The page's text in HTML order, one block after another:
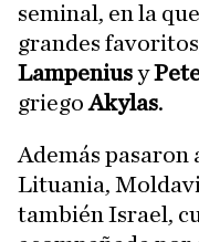
seminal, en la
grandes
Lampeniusy
griegoAkylas.
Además pasaron
Lituania,
también Israel,